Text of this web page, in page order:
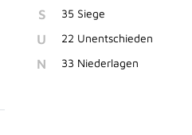
S 35 Siege
U 22 Unentschieden
N 33 Niederlagen